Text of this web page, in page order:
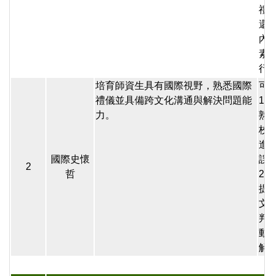
禮
還
內
素
行
2
國際史懷
哲
培育師資生具有國際視野，熟悉國際
禮儀並具備跨文化溝通與解決問題能
力。
可
1.
熟
校
進
誤
2.
提
文
判
動
解